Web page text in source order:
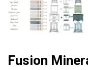
Fusion